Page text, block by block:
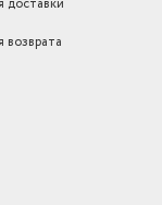
доставки
возврата